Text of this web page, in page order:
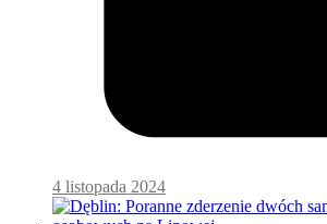
4 listopada 2024